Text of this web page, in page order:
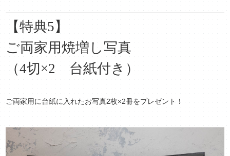
【特典5】
ご両家用焼増し写真
（4切×2 台紙付き）
ご両家用に台紙に入れたお写真2枚×2冊をプレゼント！